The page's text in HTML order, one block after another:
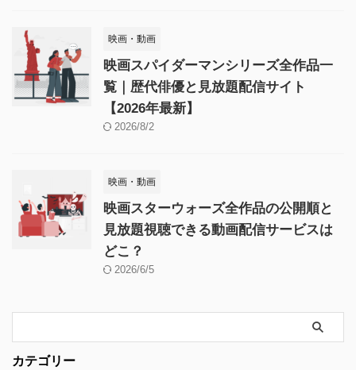
映画・動画
映画スパイダーマンシリーズ全作品一
覧｜歴代俳優と見放題配信サイト
【2026年最新】
2026/8/2
映画・動画
映画スターウォーズ全作品の公開順と
見放題視聴できる動画配信サービスは
どこ？
2026/6/5
カテゴリー